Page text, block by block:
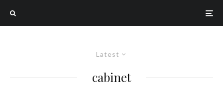
Latest
cabinet